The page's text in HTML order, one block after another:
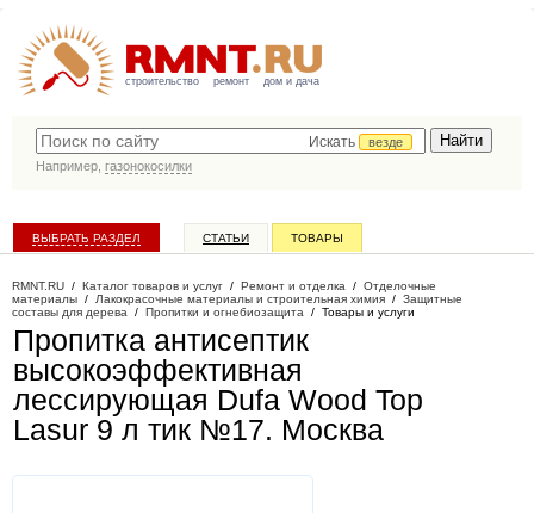
строительство ремонт дом и дача
Искать
везде
Например, газонокосилки
ВЫБРАТЬ РАЗДЕЛ СТАТЬИ ТОВАРЫ
RMNT.RU / Каталог товаров и услуг / Ремонт и отделка / Отделочные
материалы / Лакокрасочные материалы и строительная химия / Защитные
составы для дерева / Пропитки и огнебиозащита / Товары и услуги
Пропитка антисептик
высокоэффективная
лессирующая Dufa Wood Top
Lasur 9 л тик №17. Москва